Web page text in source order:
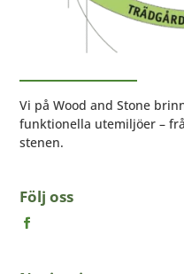
Vi på Wood and Stone
funktionella utemiljöer –
stenen.
Följ oss